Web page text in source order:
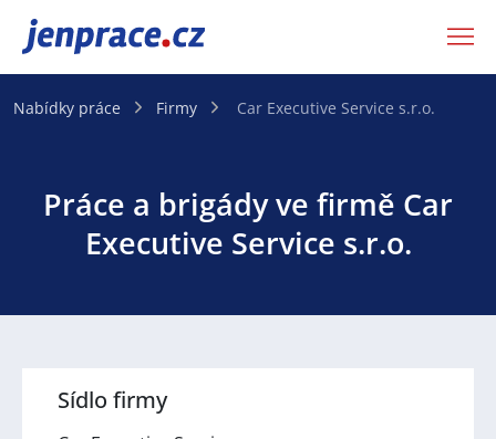
JenPráce.cz
Nabídky práce Firmy Car Executive Service s.r.o.
Práce a brigády ve firmě Car
Executive Service s.r.o.
Sídlo firmy